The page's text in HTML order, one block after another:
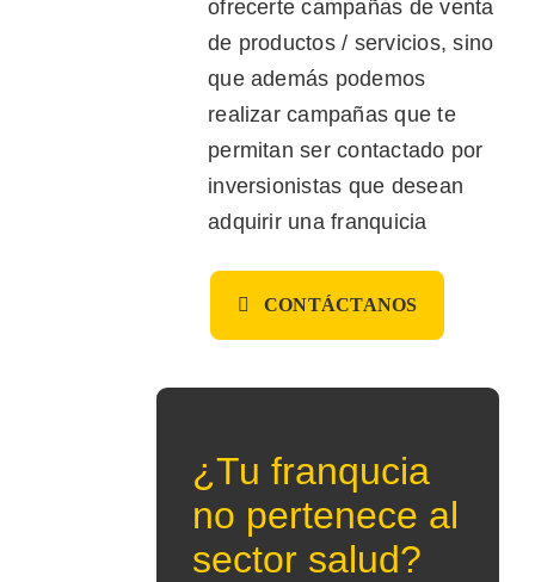
ofrecerte campañas de venta
de productos / servicios, sino
que además podemos
realizar campañas que te
permitan ser contactado por
inversionistas que desean
adquirir una franquicia
CONTÁCTANOS
¿Tu franqucia
no pertenece al
sector salud?